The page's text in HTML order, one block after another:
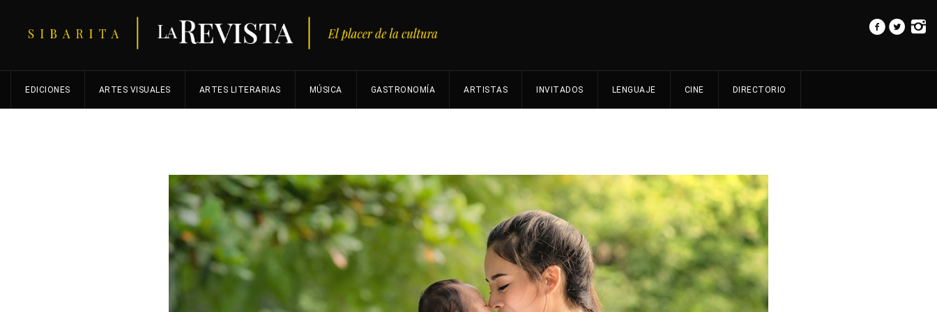
EDICIONES ARTES VISUALES ARTES LITERARIAS MÚSICA GASTRONOMÍA ARTISTAS INVITADOS LENGUAJE CINE DIRECTORIO